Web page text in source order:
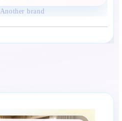
Another brand